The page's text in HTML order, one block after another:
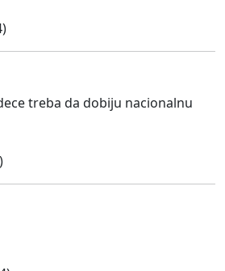
treba da dobiju nacionalnu